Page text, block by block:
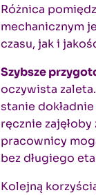
Różnica
mechanicznym
czasu, jak i
Szybsze
oczywista
stanie
ręcznie
pracownicy
bez długiego
Kolejną